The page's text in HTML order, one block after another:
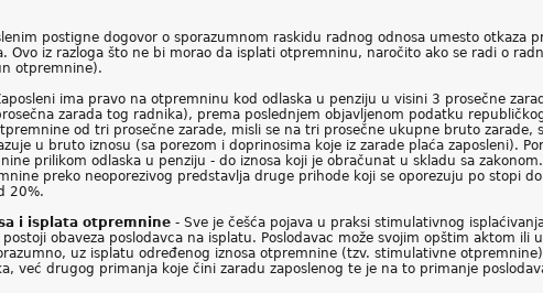
postigne dogovor o sporazumnom raskidu radnog odnosa umesto otkaza
Ovo iz razloga što ne bi morao da isplati otpremninu, naročito ako se radi o
otpremnine).
ima pravo na otpremninu kod odlaska u penziju u visini 3 prosečne
zarada tog radnika), prema poslednjem objavljenom podatku
od tri prosečne zarade, misli se na tri prosečne ukupne bruto zarade,
u bruto iznosu (sa porezom i doprinosima koje iz zarade plaća zaposleni).
prilikom odlaska u penziju - do iznosa koji je obračunat u skladu sa
preko neoporezivog predstavlja druge prihode koji se oporezuju po stopi
20%.
i isplata otpremnine - Sve je češća pojava u praksi stimulativnog
obaveza poslodavca na isplatu. Poslodavac može svojim opštim aktom ili
uz isplatu određenog iznosa otpremnine (tzv. stimulativne
već drugog primanja koje čini zaradu zaposlenog te je na to primanje